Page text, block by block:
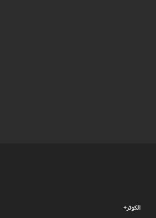
الكوثر+